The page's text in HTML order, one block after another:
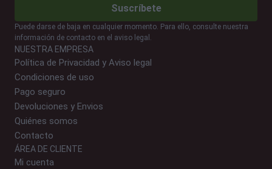
Suscríbete
Puede darse de baja en cualquier momento. Para ello, consulte nuestra
información de contacto en el aviso legal.
NUESTRA EMPRESA
Política de Privacidad y Aviso legal
Condiciones de uso
Pago seguro
Devoluciones y Envios
Quiénes somos
Contacto
ÁREA DE CLIENTE
Mi cuenta